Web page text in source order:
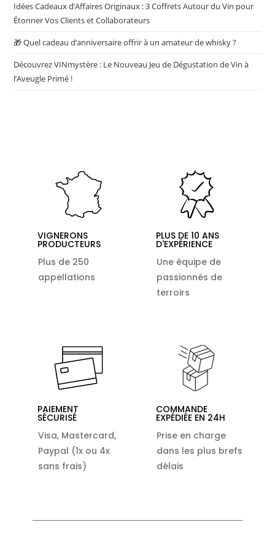
Idées Cadeaux d’Affaires Originaux : 3 Coffrets Autour du Vin pour
Étonner Vos Clients et Collaborateurs
🎁 Quel cadeau d’anniversaire offrir à un amateur de whisky ?
Découvrez VINmystère : Le Nouveau Jeu de Dégustation de Vin à
l’Aveugle Primé !
VIGNERONS
PRODUCTEURS
Plus de 250
appellations
PLUS DE 10 ANS
D'EXPÉRIENCE
Une équipe de
passionnés de
terroirs
PAIEMENT
SÉCURISÉ
Visa, Mastercard,
Paypal (1x ou 4x
sans frais)
COMMANDE
EXPÉDIÉE EN 24H
Prise en charge
dans les plus brefs
délais